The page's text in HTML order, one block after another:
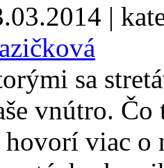
|
sa
vnútro. Čo
viac o